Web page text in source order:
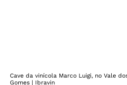
Cave da vinícola Marco Luigi, no Vale
Gomes | Ibravin